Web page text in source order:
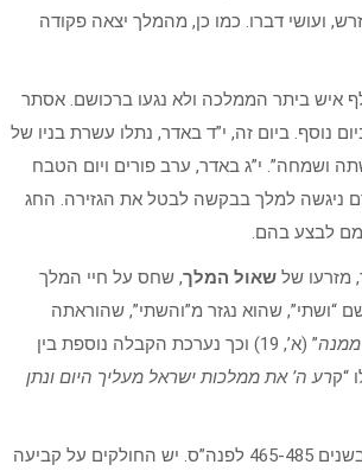
ועושי דברו. כמו כן, מהמלך יצאה פקודה
יום, י”ג באדר, הרגו היהודים כ-500 איש בשושן הבירה ו-75 אלף איש ביתר הממלכה ולא נגעו ברכושם. אסתר
ביום זה, י”ד באדר, נתלו עשרת בניו של
“יום משתה ושמחה”. י”ג באדר, ערב פורים ויום הטבח
ניגשה למלך בבקשה לבטל את הגזירה. החג
לבצע בהם.
מזרעו של שאול המלך, שחס על חיי המלך
אחד הפירושים לשם “ושתי”, שהוא נגזר מ”והשתי”, שהוראתה
ממנה
” (א’, 19) וכך נערכת הקבלה נוספת בין
“קרע ה’ את ממלכות ישראל מעליך היום ונתן
, שחי בשנים 465-485 לפנה”ס. יש החולקים על קביעה